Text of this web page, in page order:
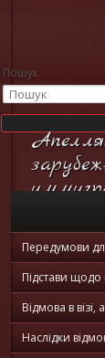
Пошук
Передумови
Підстави щодо
Відмова в візі,
Наслідки